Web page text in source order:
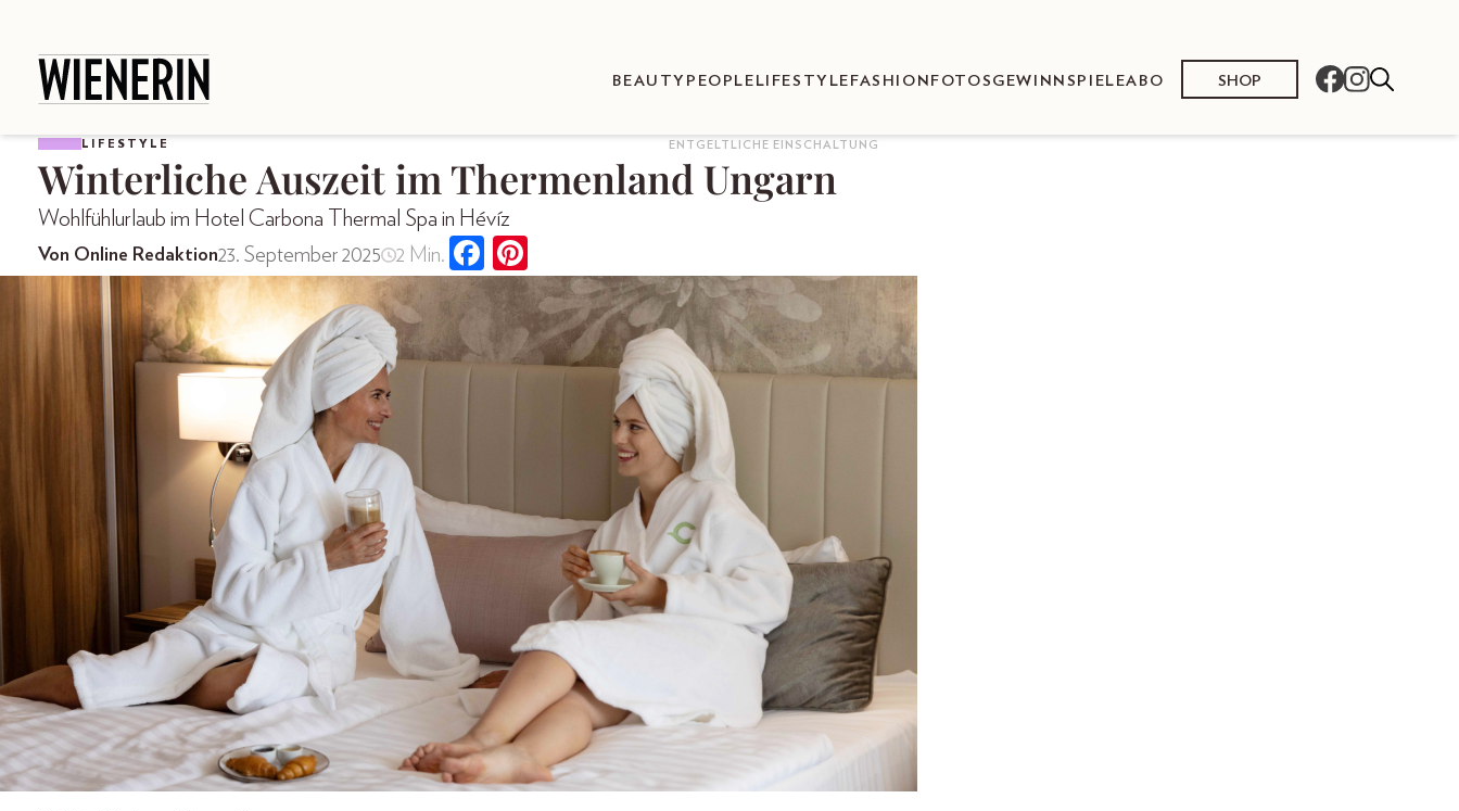
BEAUTY PEOPLE LIFESTYLE FASHION FOTOS GEWINNSPIELEABO SHOP
LIFESTYLE ENTGELTLICHE EINSCHALTUNG
Winterliche Auszeit im Thermenland Ungarn
Wohlfühlurlaub im Hotel Carbona Thermal Spa in Hévíz
Von Online Redaktion23. September 2025 2 Min.